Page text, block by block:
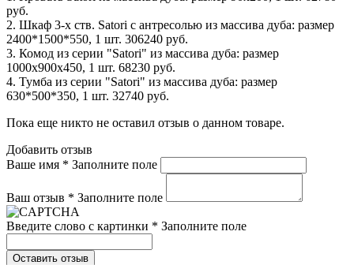
руб.
2. Шкаф 3-х ств. Satori с антресолью из массива дуба: размер
2400*1500*550, 1 шт. 306240 руб.
3. Комод из серии "Satori" из массива дуба: размер
1000x900x450, 1 шт. 68230 руб.
4. Тумба из серии "Satori" из массива дуба: размер
630*500*350, 1 шт. 32740 руб.
Пока еще никто не оставил отзыв о данном товаре.
Добавить отзыв
Ваше имя * Заполните поле
Ваш отзыв * Заполните поле
Введите слово с картинки * Заполните поле
Оставить отзыв